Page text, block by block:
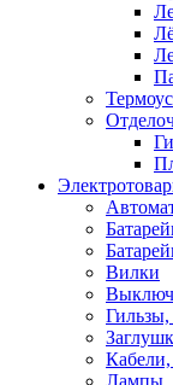
Вилки
Лампы